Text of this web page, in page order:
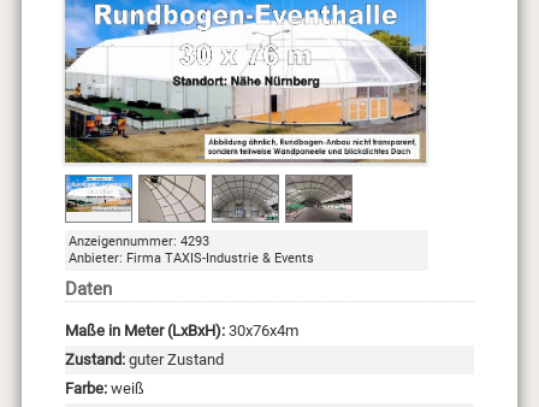
Anzeigennummer: 4293
Anbieter: Firma TAXIS-Industrie & Events
Daten
Maße in Meter (LxBxH):30x76x4m
Zustand:guter Zustand
Farbe:weiß